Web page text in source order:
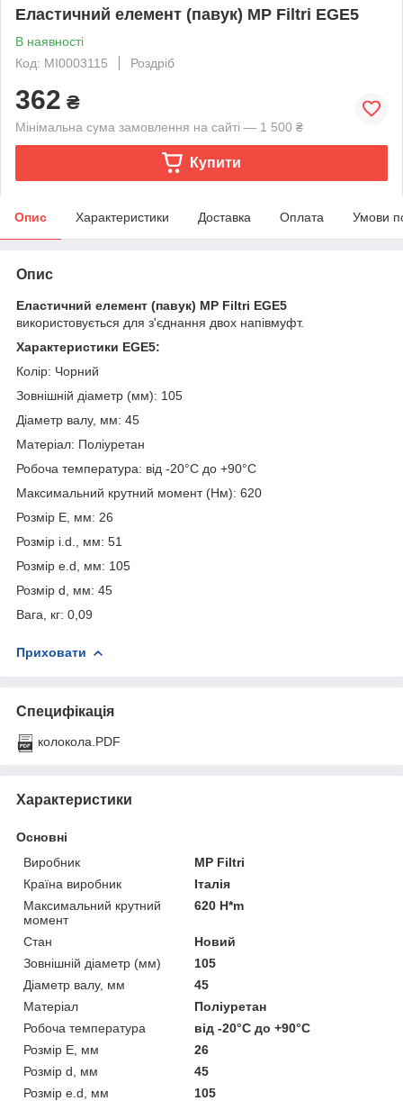
Еластичний елемент (павук) MP Filtri EGE5
В наявності
Код: MI0003115
Роздріб
362 ₴
Мінімальна сума замовлення на сайті — 1 500 ₴
Купити
Опис Характеристики Доставка Оплата Умови
Опис
Еластичний елемент (павук) MP Filtri EGE5
використовується для з'єднання двох напівмуфт.
Характеристики EGE5:
Колір: Чорний
Зовнішній діаметр (мм): 105
Діаметр валу, мм: 45
Матеріал: Поліуретан
Робоча температура: від -20°С до +90°С
Максимальний крутний момент (Нм): 620
Розмір E, мм: 26
Розмір i.d., мм: 51
Розмір e.d, мм: 105
Розмір d, мм: 45
Вага, кг: 0,09
Приховати
Специфікація
колокола.PDF
Характеристики
Основні
Виробник
MP Filtri
Країна виробник
Італія
Максимальний крутний
момент
620 H*m
Стан
Новий
Зовнішній діаметр (мм)
105
Діаметр валу, мм
45
Матеріал
Поліуретан
Робоча температура
від -20°С до +90°С
Розмір E, мм
26
Розмір d, мм
45
Розмір e.d, мм
105